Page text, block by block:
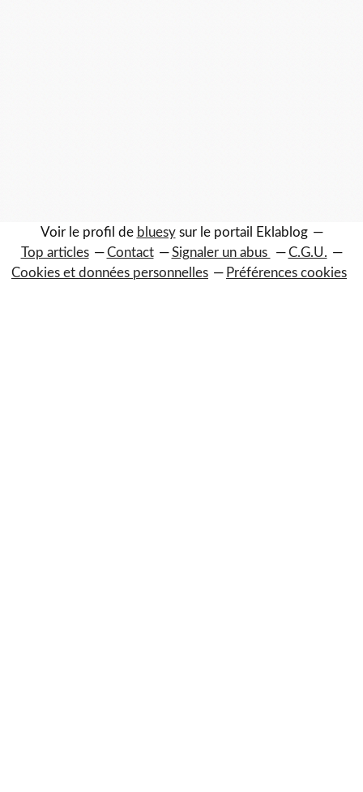
Voir le profil de bluesysur le portail Eklablog
Top articles
Contact Signaler un abus
C.G.U.
Cookies et données personnelles
Préférences cookies